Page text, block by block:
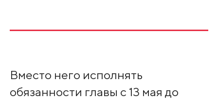
Вместо него исполнять
обязанности главы с 13 мая до